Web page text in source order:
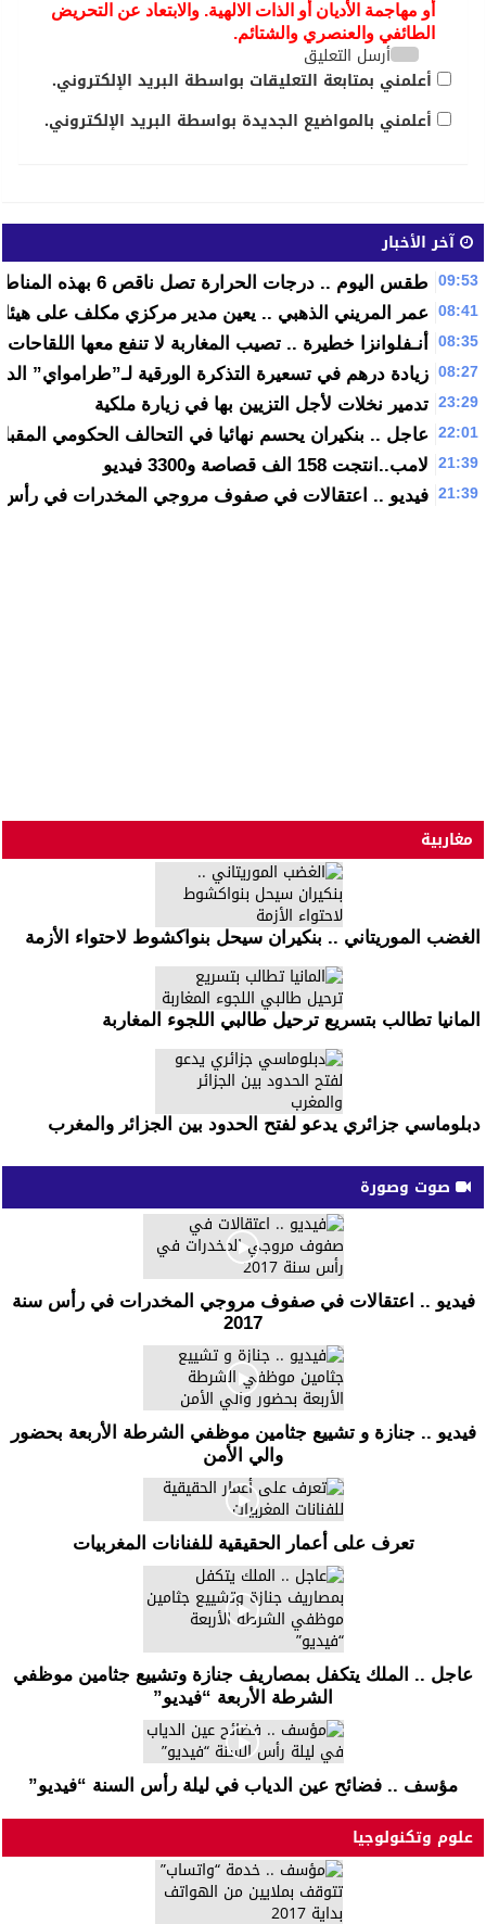
أو مهاجمة الأديان أو الذات الالهية. والابتعاد عن التحريض
الطائفي والعنصري والشتائم.
أرسل التعليق
أعلمني بمتابعة التعليقات بواسطة البريد الإلكتروني.
أعلمني بالمواضيع الجديدة بواسطة البريد الإلكتروني.
آخر الأخبار
09:53 طقس اليوم .. درجات الحرارة تصل ناقص 6 بهذه المناطق
08:41 عمر المريني الذهبي .. يعين مدير مركزي مكلف على هيئات
08:35 أنـفلوانزا خطيرة .. تصيب المغاربة لا تنفع معها
08:27 زيادة درهم في تسعيرة التذكرة الورقية لـ”طرامواي”
23:29 تدمير نخلات لأجل التزيين بها في زيارة ملكية
22:01 عاجل .. بنكيران يحسم نهائيا في التحالف الحكومي المقبل
21:39 لامب..انتجت 158 الف قصاصة و3300 فيديو
21:39 فيديو .. اعتقالات في صفوف مروجي المخدرات في رأس سنة
مغاربية
الغضب الموريتاني .. بنكيران سيحل بنواكشوط لاحتواء الأزمة
المانيا تطالب بتسريع ترحيل طالبي اللجوء المغاربة
دبلوماسي جزائري يدعو لفتح الحدود بين الجزائر والمغرب
صوت وصورة
فيديو .. اعتقالات في صفوف مروجي المخدرات في رأس سنة
2017
فيديو .. جنازة و تشييع جثامين موظفي الشرطة الأربعة بحضور
والي الأمن
تعرف على أعمار الحقيقية للفنانات المغربيات
عاجل .. الملك يتكفل بمصاريف جنازة وتشييع جثامين موظفي
الشرطة الأربعة “فيديو”
مؤسف .. فضائح عين الدياب في ليلة رأس السنة “فيديو”
علوم وتكنولوجيا